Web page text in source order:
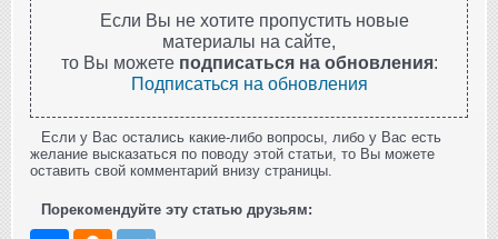
Если Вы не хотите пропустить новые
материалы на сайте,
то Вы можете подписаться на обновления:
Подписаться на обновления
Если у Вас остались какие-либо вопросы, либо у Вас есть
желание высказаться по поводу этой статьи, то Вы можете
оставить свой комментарий внизу страницы.
Порекомендуйте эту статью друзьям: